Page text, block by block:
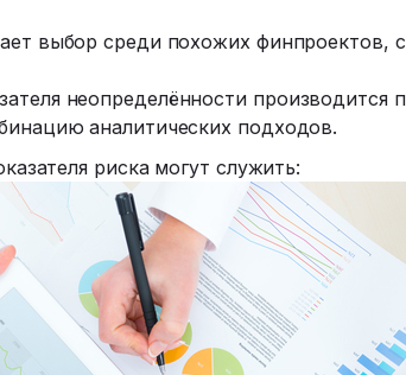
выбор среди похожих финпроектов,
неопределённости производится
аналитических подходов.
риска могут служить: